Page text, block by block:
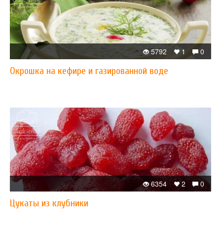
0
1
5792
Окрошка на кефире и газированной воде
0
2
6354
Цукаты из клубники